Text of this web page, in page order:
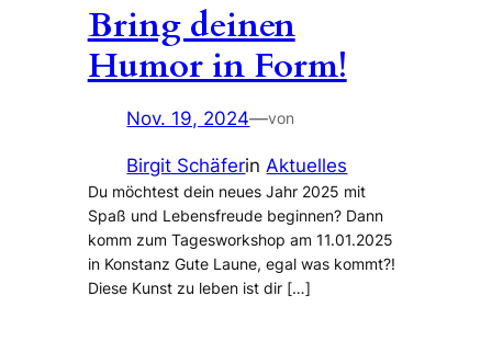
Bring deinen
Humor in Form!
Nov. 19, 2024—von
Birgit SchäferinAktuelles
Du möchtest dein neues Jahr 2025 mit
Spaß und Lebensfreude beginnen? Dann
komm zum Tagesworkshop am 11.01.2025
in Konstanz Gute Laune, egal was kommt?!
Diese Kunst zu leben ist dir […]